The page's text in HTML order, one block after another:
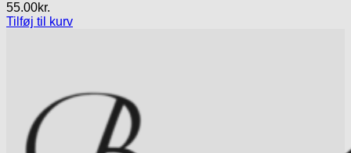
55.00kr.
Tilføj til kurv